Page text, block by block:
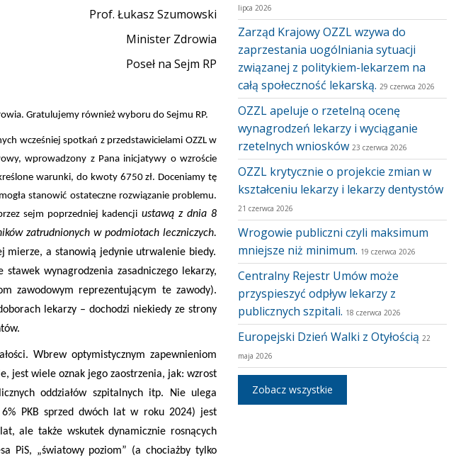
Prof. Łukasz Szumowski
Minister Zdrowia
Poseł na Sejm RP
Gratulujemy również wyboru do Sejmu RP.
wcześniej spotkań z przedstawicielami OZZL w
wprowadzony z Pana inicjatywy o wzroście
warunki, do kwoty 6750 zł. Doceniamy tę
stanowić ostateczne rozwiązanie problemu.
sejm poprzedniej kadencji ustawą z dnia 8
zatrudnionych w podmiotach leczniczych.
mierze, a stanowią jedynie utrwalenie biedy.
wynagrodzenia zasadniczego lekarzy,
zawodowym reprezentującym te zawody).
lekarzy – dochodzi niekiedy ze strony
Wbrew optymistycznym zapewnieniom
jest wiele oznak jego zaostrzenia, jak: wzrost
oddziałów szpitalnych itp. Nie ulega
PKB sprzed dwóch lat w roku 2024) jest
ale także wskutek dynamicznie rosnących
PiS, „światowy poziom” (a chociażby tylko
lipca 2026
Zarząd Krajowy OZZL wzywa do
zaprzestania uogólniania sytuacji
związanej z politykiem-lekarzem na
całą społeczność lekarską. 29 czerwca 2026
OZZL apeluje o rzetelną ocenę
wynagrodzeń lekarzy i wyciąganie
rzetelnych wniosków 23 czerwca 2026
OZZL krytycznie o projekcie zmian w
kształceniu lekarzy i lekarzy dentystów
21 czerwca 2026
Wrogowie publiczni czyli maksimum
mniejsze niż minimum. 19 czerwca 2026
Centralny Rejestr Umów może
przyspieszyć odpływ lekarzy z
publicznych szpitali. 18 czerwca 2026
Europejski Dzień Walki z Otyłością 22
maja 2026
Zobacz wszystkie